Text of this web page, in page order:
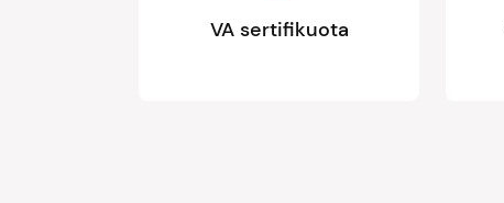
VA sertifikuota